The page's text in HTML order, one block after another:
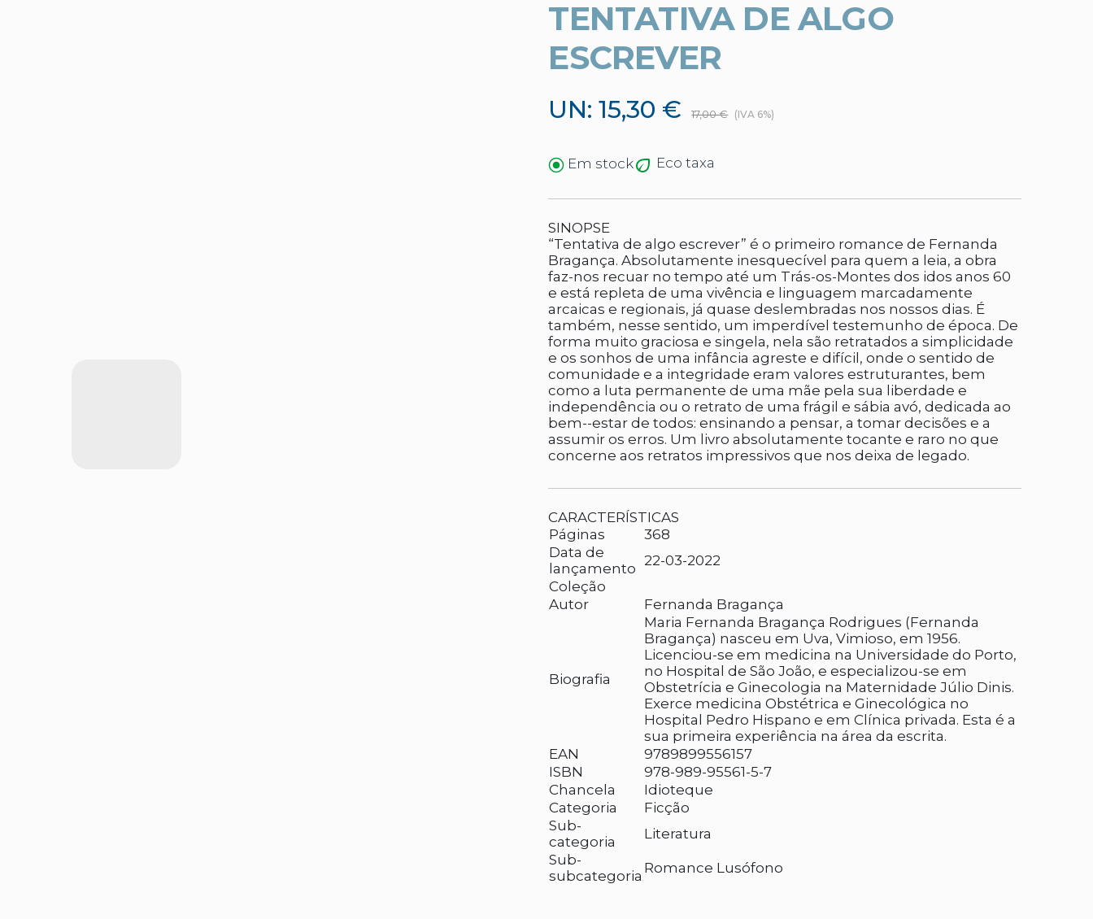
TENTATIVA DE ALGO
ESCREVER
UN: 15,30 € 17,00 € (IVA 6%)
Em stock Eco taxa
SINOPSE
“Tentativa de algo escrever” é o primeiro romance de Fernanda
Bragança. Absolutamente inesquecível para quem a leia, a obra
faz-nos recuar no tempo até um Trás-os-Montes dos idos anos 60
e está repleta de uma vivência e linguagem marcadamente
arcaicas e regionais, já quase deslembradas nos nossos dias. É
também, nesse sentido, um imperdível testemunho de época. De
forma muito graciosa e singela, nela são retratados a simplicidade
e os sonhos de uma infância agreste e difícil, onde o sentido de
comunidade e a integridade eram valores estruturantes, bem
como a luta permanente de uma mãe pela sua liberdade e
independência ou o retrato de uma frágil e sábia avó, dedicada ao
bem--estar de todos: ensinando a pensar, a tomar decisões e a
assumir os erros. Um livro absolutamente tocante e raro no que
concerne aos retratos impressivos que nos deixa de legado.
CARACTERÍSTICAS
Páginas
368
Data de
lançamento 22-03-2022
Coleção
Autor
Fernanda Bragança
Biografia
Maria Fernanda Bragança Rodrigues (Fernanda
Bragança) nasceu em Uva, Vimioso, em 1956.
Licenciou-se em medicina na Universidade do Porto,
no Hospital de São João, e especializou-se em
Obstetrícia e Ginecologia na Maternidade Júlio Dinis.
Exerce medicina Obstétrica e Ginecológica no
Hospital Pedro Hispano e em Clínica privada. Esta é a
sua primeira experiência na área da escrita.
EAN
9789899556157
ISBN
978-989-95561-5-7
Chancela
Idioteque
Categoria
Ficção
Sub-
categoria
Literatura
Sub-
subcategoria Romance Lusófono